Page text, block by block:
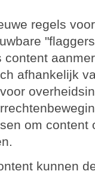
regels
afhankelijk
om content
kunnen